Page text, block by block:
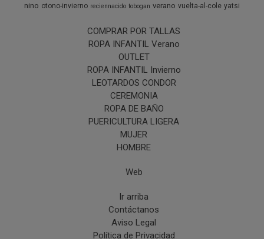
nino otono-invierno reciennacido tobogan verano vuelta-al-cole yatsi
COMPRAR POR TALLAS
ROPA INFANTIL Verano
OUTLET
ROPA INFANTIL Invierno
LEOTARDOS CONDOR
CEREMONIA
ROPA DE BAÑO
PUERICULTURA LIGERA
MUJER
HOMBRE
Web
Ir arriba
Contáctanos
Aviso Legal
Política de Privacidad